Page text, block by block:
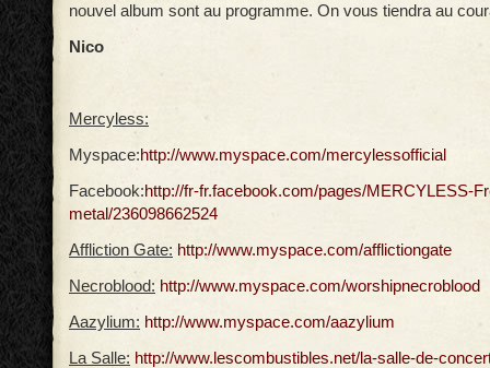
nouvel album sont au programme. On vous tiendra au
Nico
Mercyless:
Myspace:http://www.myspace.com/mercylessofficial
Facebook:http://fr-fr.facebook.com/pages/MERCYLESS-
metal/236098662524
Affliction Gate: http://www.myspace.com/afflictiongate
Necroblood: http://www.myspace.com/worshipnecroblood
Aazylium: http://www.myspace.com/aazylium
La Salle: http://www.lescombustibles.net/la-salle-de-